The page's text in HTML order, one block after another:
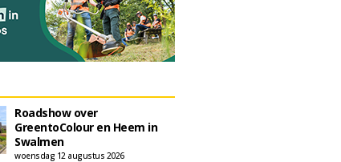
Roadshow over
GreentoColour en Heem in
Swalmen
woensdag 12 augustus 2026